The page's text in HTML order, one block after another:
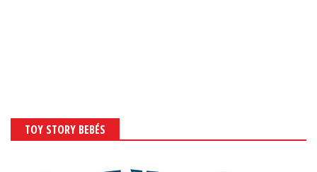
TOY STORY BEBÉS